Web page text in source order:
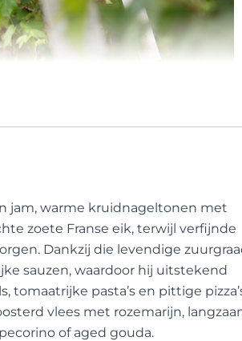
jam, warme kruidnageltonen met
zoete Franse eik, terwijl verfijnde
Dankzij die levendige
sauzen, waardoor hij uitstekend
pasta’s en pittige
vlees met rozemarijn,
of aged gouda.